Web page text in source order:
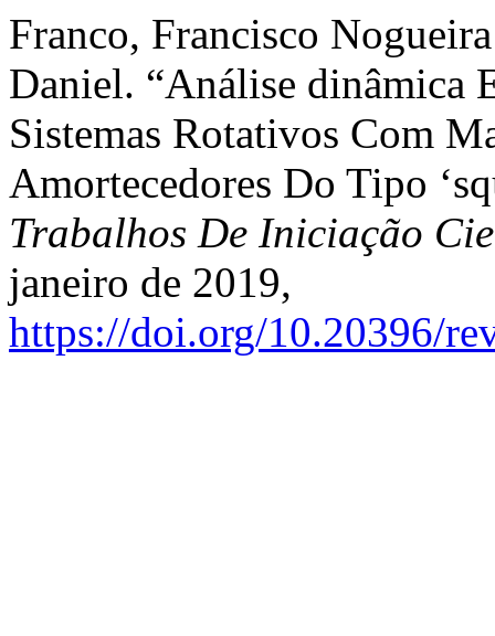
Franco, Francisco
Daniel. “Análise dinâmica
Sistemas Rotativos Com
Amortecedores Do Tipo
Trabalhos De Iniciação
janeiro de 2019,
https://doi.org/10.20396/